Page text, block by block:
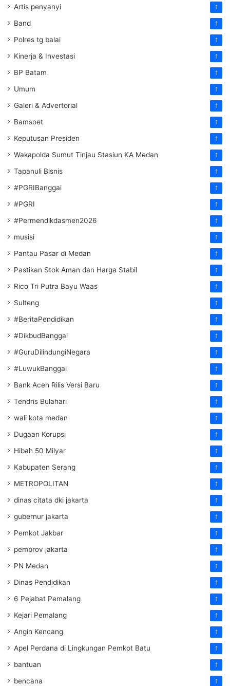
Artis penyanyi 1
Band 1
Polres tg balai 1
Kinerja & Investasi 1
BP Batam 1
Umum 1
Galeri & Advertorial 1
Bamsoet 1
Keputusan Presiden 1
Wakapolda Sumut Tinjau Stasiun KA Medan 1
Tapanuli Bisnis 1
#PGRIBanggai 1
#PGRI 1
#Permendikdasmen2026 1
musisi 1
Pantau Pasar di Medan 1
Pastikan Stok Aman dan Harga Stabil 1
Rico Tri Putra Bayu Waas 1
Sulteng 1
#BeritaPendidikan 1
#DikbudBanggai 1
#GuruDilindungiNegara 1
#LuwukBanggai 1
Bank Aceh Rilis Versi Baru 1
Tendris Bulahari 1
wali kota medan 1
Dugaan Korupsi 1
Hibah 50 Milyar 1
Kabupaten Serang 1
METROPOLITAN 1
dinas citata dki jakarta 1
gubernur jakarta 1
Pemkot Jakbar 1
pemprov jakarta 1
PN Medan 1
Dinas Pendidikan 1
6 Pejabat Pemalang 1
Kejari Pemalang 1
Angin Kencang 1
Apel Perdana di Lingkungan Pemkot Batu 1
bantuan 1
bencana 1